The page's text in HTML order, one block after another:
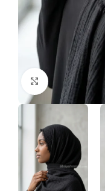
Click to enlarge